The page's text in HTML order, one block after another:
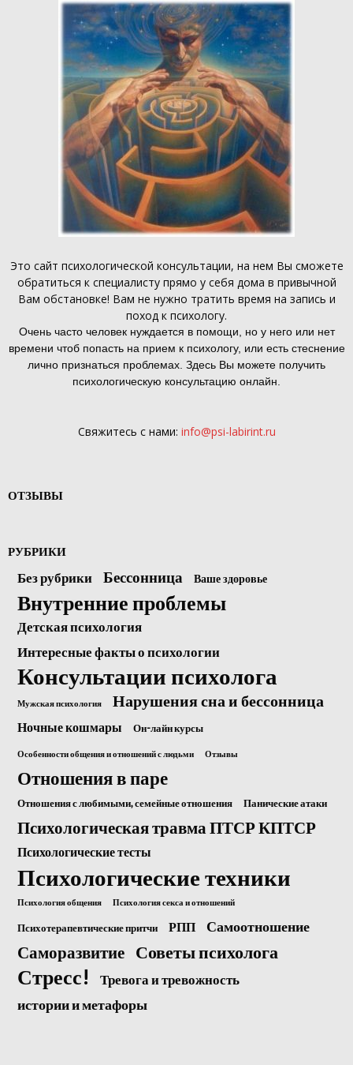
Это сайт психологической консультации, на нем Вы сможете
обратиться к специалисту прямо у себя дома в привычной
Вам обстановке! Вам не нужно тратить время на запись и
поход к психологу.
Очень часто человек нуждается в помощи, но у него или нет
времени чтоб попасть на прием к психологу, или есть стеснение
лично признаться проблемах. Здесь Вы можете получить
психологическую консультацию онлайн.
Свяжитесь с нами: info@psi-labirint.ru
ОТЗЫВЫ
РУБРИКИ
Без рубрики Бессонница Ваше здоровье
Внутренние проблемы
Детская психология
Интересные факты о психологии
Консультации психолога
Мужская психология Нарушения сна и бессонница
Ночные кошмары Он-лайн курсы
Особенности общения и отношений с людьми Отзывы
Отношения в паре
Отношения с любимыми, семейные отношения Панические атаки
Психологическая травма ПТСР КПТСР
Психологические тесты
Психологические техники
Психология общения Психология секса и отношений
Психотерапевтические притчи РПП Самоотношение
Саморазвитие Советы психолога
Стресс! Тревога и тревожность
истории и метафоры